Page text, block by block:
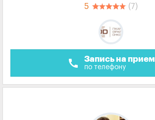
5 (7)
call Запись на прием
по телефону